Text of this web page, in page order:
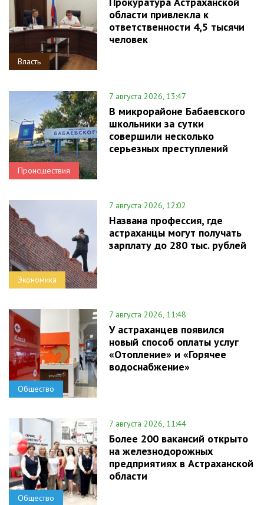
Власть
области привлекла к
ответственности 4,5 тысячи
человек
Происшествия
7 августа 2026, 13:47
В микрорайоне Бабаевского
школьники за сутки
совершили несколько
серьезных преступлений
Экономика
7 августа 2026, 12:02
Названа профессия, где
астраханцы могут получать
зарплату до 280 тыс. рублей
Общество
7 августа 2026, 11:48
У астраханцев появился
новый способ оплаты услуг
«Отопление» и «Горячее
водоснабжение»
Общество
7 августа 2026, 11:44
Более 200 вакансий открыто
на железнодорожных
предприятиях в Астраханской
области